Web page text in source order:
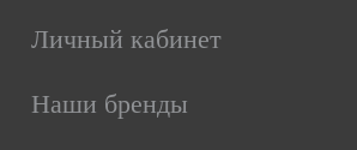
Личный кабинет
Наши бренды